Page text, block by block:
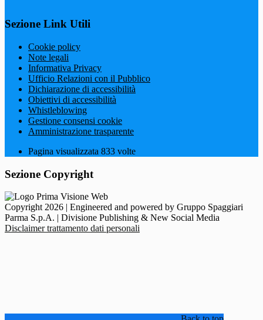
Sezione Link Utili
Cookie policy
Note legali
Informativa Privacy
Ufficio Relazioni con il Pubblico
Dichiarazione di accessibilità
Obiettivi di accessibilità
Whistleblowing
Gestione consensi cookie
Amministrazione trasparente
Pagina visualizzata 833 volte
Sezione Copyright
Copyright 2026 | Engineered and powered by Gruppo Spaggiari
Parma S.p.A. | Divisione Publishing & New Social Media
Disclaimer trattamento dati personali